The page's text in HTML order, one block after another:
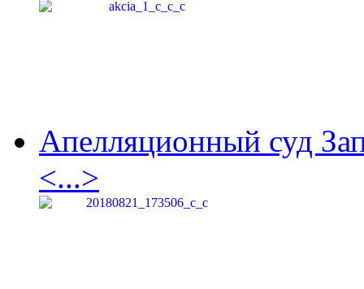
Апелляционный суд
<...>